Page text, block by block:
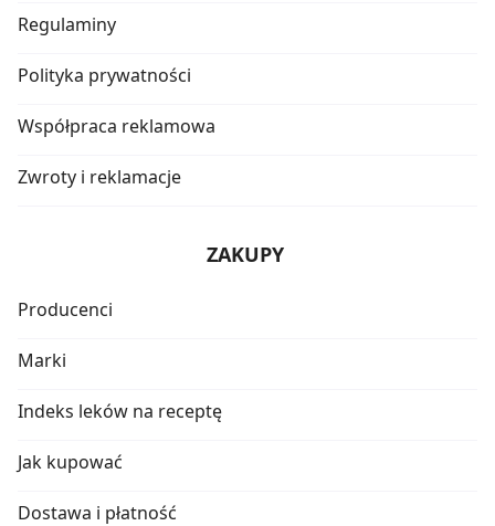
Regulaminy
Polityka prywatności
Współpraca reklamowa
Zwroty i reklamacje
ZAKUPY
Producenci
Marki
Indeks leków na receptę
Jak kupować
Dostawa i płatność